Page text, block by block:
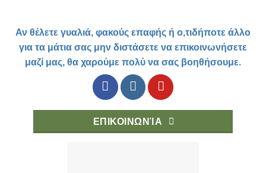
Αν θέλετε γυαλιά, φακούς επαφής ή ο,τιδήποτε άλλο
για τα μάτια σας μην διστάσετε να επικοινωνήσετε
μαζί μας, θα χαρούμε πολύ να σας βοηθήσουμε.
ΕΠΙΚΟΙΝΩΝΊΑ